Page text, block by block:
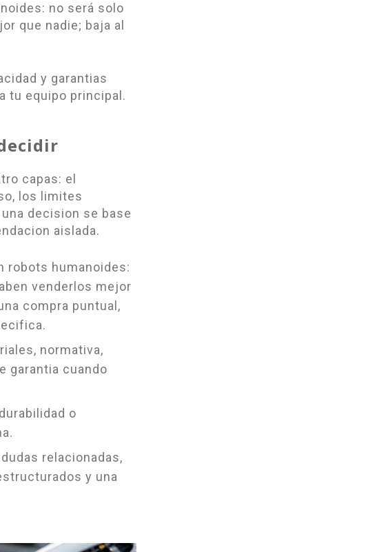
no será solo
que nadie; baja al
y garantias
tu equipo principal.
capas: el
los limites
decision se base
aislada.
robots humanoides:
venderlos mejor
compra puntual,
normativa,
garantia cuando
o
relacionadas,
y una